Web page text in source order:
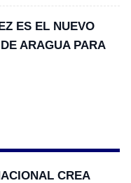
ES EL NUEVO
ARAGUA PARA
CREA